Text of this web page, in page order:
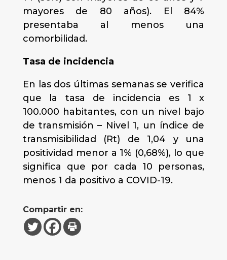
mayores de 80 años). El 84%
presentaba al menos una
comorbilidad.
Tasa de incidencia
En las dos últimas semanas se verifica
que la tasa de incidencia es 1 x
100.000 habitantes, con un nivel bajo
de transmisión – Nivel 1, un índice de
transmisibilidad (Rt) de 1,04 y una
positividad menor a 1% (0,68%), lo que
significa que por cada 10 personas,
menos 1 da positivo a COVID-19.
Compartir en: